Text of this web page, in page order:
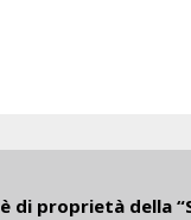
è di proprietà della